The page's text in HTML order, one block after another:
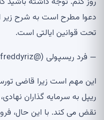
دعوا مطرح است به شرح
تحت قوانین ایالتی است.
— فرد ریسپولی (@freddyriz)
ریپل به سرمایه گذاران نهادی،
نقض می کند. با این حال،